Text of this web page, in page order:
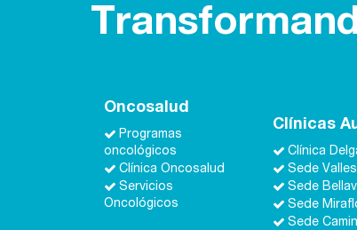
Oncosalud
Programas
oncológicos
Clínica Oncosalud
Servicios
Oncológicos
Clínicas
Clínica
Sede
Sede
Sede
Sede